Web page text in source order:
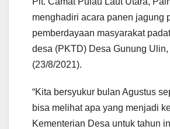
menghadiri acara panen jagung
pemberdayaan masyarakat
desa (PKTD) Desa Gunung
(23/8/2021).
“Kita bersyukur bulan Agustus
bisa melihat apa yang menjadi
Kementerian Desa untuk tahun